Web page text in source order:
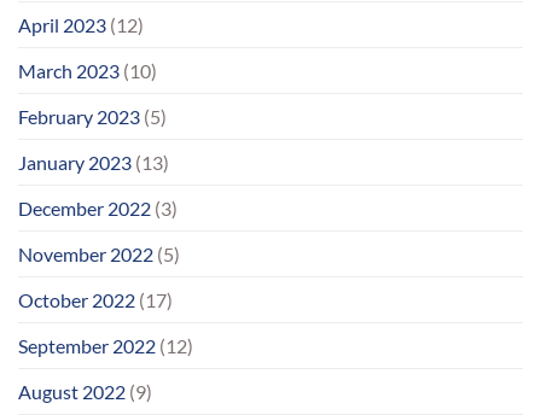
April 2023 (12)
March 2023 (10)
February 2023 (5)
January 2023 (13)
December 2022 (3)
November 2022 (5)
October 2022 (17)
September 2022 (12)
August 2022 (9)